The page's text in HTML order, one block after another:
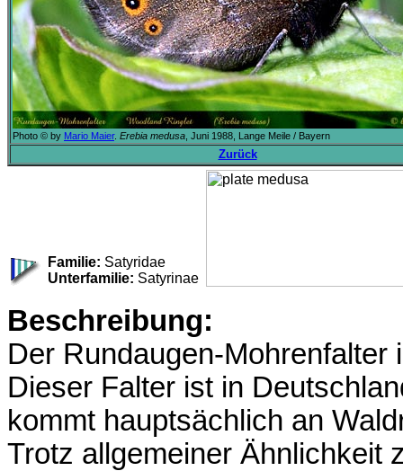
Photo © by Mario Maier. Erebia medusa , Juni 1988, Lange Meile / Bayern
Zurück
Familie: Satyridae
Unterfamilie: Satyrinae
Beschreibung:
Der Rundaugen-
Dieser Falter ist in
kommt hauptsächlich an
Trotz allgemeiner Ähnlichkeit